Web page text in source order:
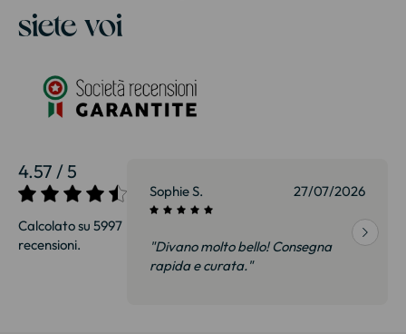
siete voi
4.57 / 5
Calcolato su 5997
recensioni.
27/07/2026 Sophie S. 27/07/2026
"Divano molto bello! Consegna
rapida e curata."